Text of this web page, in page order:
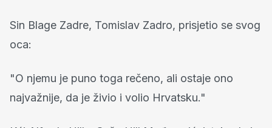
Sin Blage Zadre, Tomislav Zadro, prisjetio se svog
oca:
"O njemu je puno toga rečeno, ali ostaje ono
najvažnije, da je živio i volio Hrvatsku."